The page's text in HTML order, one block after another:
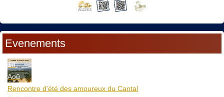
Evenements
10
Aoû
Rencontre d'été des amoureux du Cantal